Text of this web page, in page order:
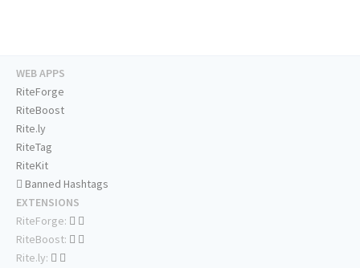
WEB APPS
RiteForge
RiteBoost
Rite.ly
RiteTag
RiteKit
Banned Hashtags
EXTENSIONS
RiteForge:
RiteBoost:
Rite.ly: